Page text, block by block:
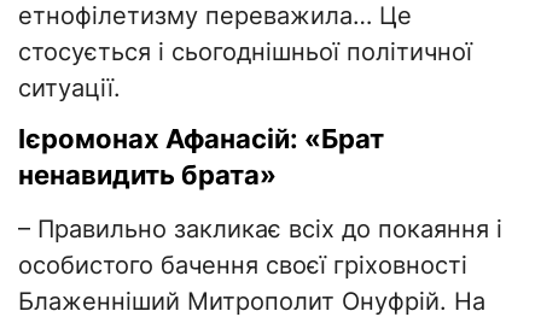
етнофілетизму переважила… Це
стосується і сьогоднішньої політичної
ситуації.
Ієромонах Афанасій: «Брат
ненавидить брата»
– Правильно закликає всіх до покаяння і
особистого бачення своєї гріховності
Блаженніший Митрополит Онуфрій. На